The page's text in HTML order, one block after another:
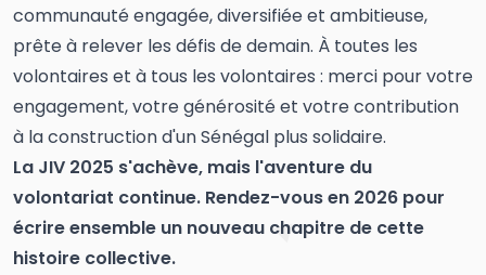
communauté engagée, diversifiée et ambitieuse,
prête à relever les défis de demain. À toutes les
volontaires et à tous les volontaires : merci pour votre
engagement, votre générosité et votre contribution
à la construction d'un Sénégal plus solidaire.
La JIV 2025 s'achève, mais l'aventure du
volontariat continue. Rendez-vous en 2026 pour
écrire ensemble un nouveau chapitre de cette
histoire collective.